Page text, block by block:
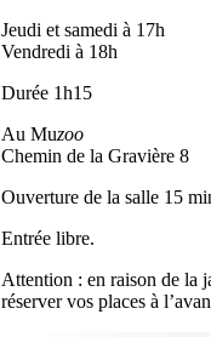
Jeudi et samedi à 17h
Vendredi à 18h
Durée1h15
Au Muzoo
Chemin de la Gravière 8
Ouverture de la salle 15
Entrée libre.
Attention : en raison de la
réserver vos places à